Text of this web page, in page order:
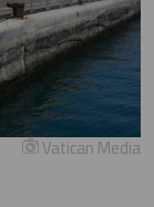
Vatican Media